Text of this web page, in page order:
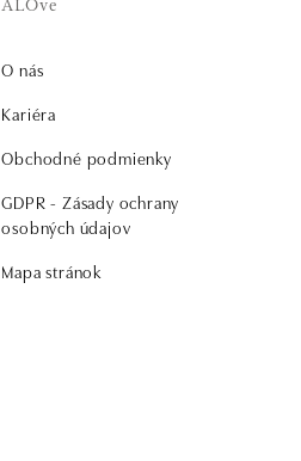
ALOve
O nás
Kariéra
Obchodné podmienky
GDPR - Zásady ochrany
osobných údajov
Mapa stránok